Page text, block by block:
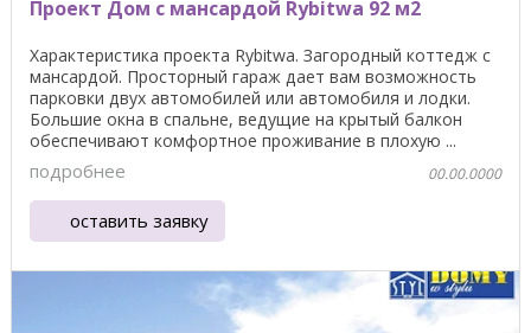
Проект Дом с мансардой Rybitwa 92 м2
Характеристика проекта Rybitwa. Загородный коттедж с
мансардой. Просторный гараж дает вам возможность
парковки двух автомобилей или автомобиля и лодки.
Большие окна в спальне, ведущие на крытый балкон
обеспечивают комфортное проживание в плохую ...
подробнее 00.00.0000
оставить заявку